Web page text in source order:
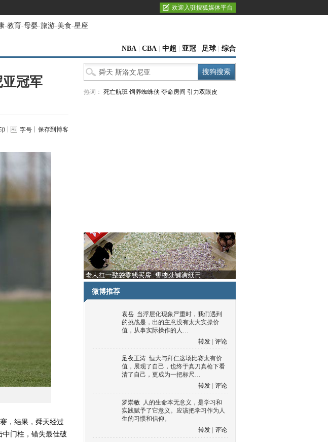
欢迎入驻搜狐媒体平台
-教育-母婴-旅游-美食-星座
NBA CBA 中超 亚冠 足球 综合
冠军
字号 保存到博客
，结果，舜天经过
门柱，错失最佳破
热词： 死亡航班 饲养蜘蛛侠 夺命房间 引力双眼皮
微博推荐
袁岳 当浮层化现象严重时，我们遇到
的挑战是，出的主意没有太大实操价
值，从事实际操作的人…
转发
评论
足夜王涛 恒大与拜仁这场比赛太有价
值，展现了自己，也终于真刀真枪下看
清了自己，更成为一把标尺…
转发
评论
罗崇敏 人的生命本无意义，是学习和
实践赋予了它意义。应该把学习作为人
生的习惯和信仰。
转发
评论